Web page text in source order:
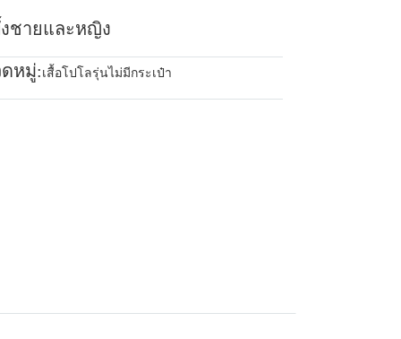
ชายและหญิง
หมู่:เสื้อโปโลรุ่นไม่มีกระเป๋า